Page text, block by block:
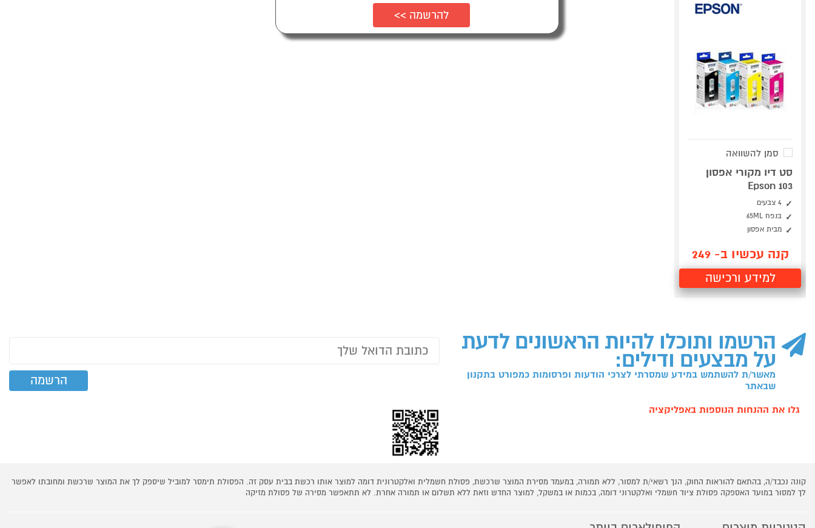
סמן להשוואה
סט דיו מקורי אפסון
Epson 103
4 צבעים
בנפח 65ML
מבית אפסון
קנה עכשיו ב- 249
למידע ורכישה
הרשמו ותוכלו להיות הראשונים לדעת
על מבצעים ודילים:
מאשר/ת להשתמש במידע שמסרתי לצרכי הודעות ופרסומות כמפורט בתקנון
שבאתר
גלו את ההנחות הנוספות באפליקציה
קונה נכבד/ה, בהתאם להוראות החוק, הנך רשאי/ת למסור, ללא תמורה, במעמד מסירת המוצר שרכשת, פסולת חשמלית ואלקטרונית דומה למוצר אותו רכשת בבית עסק זה. הפסולת תימסר למוביל שיספק לך את המוצר שרכשת ומחובתו לאפשר
לך למסור במועד האספקה פסולת ציוד חשמלי ואלקטרוני דומה, בכמות או במשקל, למוצר החדש וזאת ללא תשלום או תמורה אחרת. לא תתאפשר מסירה של פסולת מזיקה